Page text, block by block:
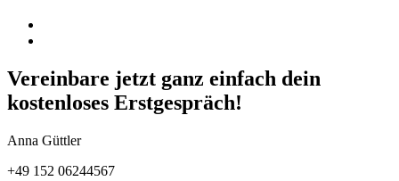
Vereinbare jetzt ganz einfach dein
kostenloses Erstgespräch!
Anna Güttler
+49 152 06244567